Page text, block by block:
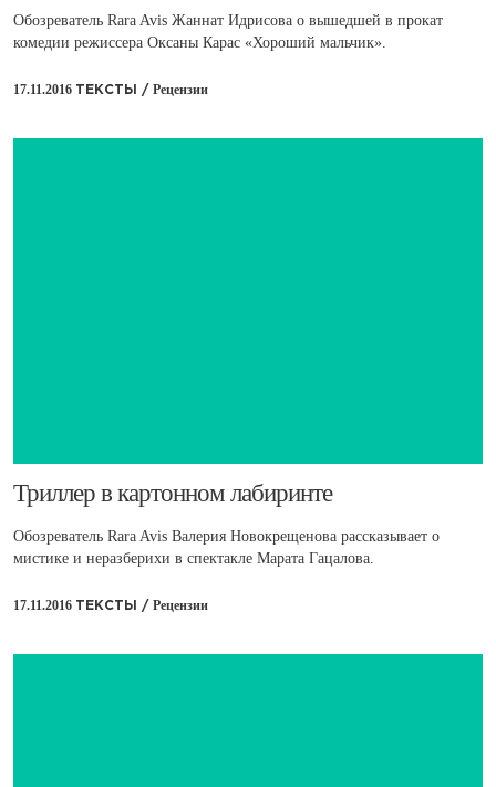
Обозреватель Rara Avis Жаннат Идрисова о вышедшей в прокат
комедии режиссера Оксаны Карас «Хороший мальчик».
17.11.2016 ТЕКСТЫ / Рецензии
​Триллер в картонном лабиринте
Обозреватель Rara Avis Валерия Новокрещенова рассказывает о
мистике и неразберихи в спектакле Марата Гацалова.
17.11.2016 ТЕКСТЫ / Рецензии